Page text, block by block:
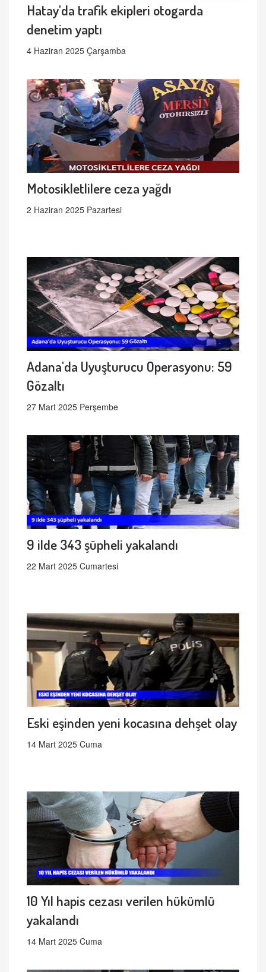
Hatay'da trafik ekipleri otogarda
denetim yaptı
4 Haziran 2025 Çarşamba
Motosikletlilere ceza yağdı
2 Haziran 2025 Pazartesi
Adana'da Uyuşturucu Operasyonu: 59
Gözaltı
27 Mart 2025 Perşembe
9 ilde 343 şüpheli yakalandı
22 Mart 2025 Cumartesi
Eski eşinden yeni kocasına dehşet olay
14 Mart 2025 Cuma
10 Yıl hapis cezası verilen hükümlü
yakalandı
14 Mart 2025 Cuma